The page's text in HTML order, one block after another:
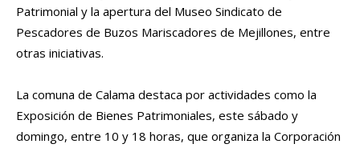
Patrimonial y la apertura del Museo Sindicato de
Pescadores de Buzos Mariscadores de Mejillones, entre
otras iniciativas.
La comuna de Calama destaca por actividades como la
Exposición de Bienes Patrimoniales, este sábado y
domingo, entre 10 y 18 horas, que organiza la Corporación